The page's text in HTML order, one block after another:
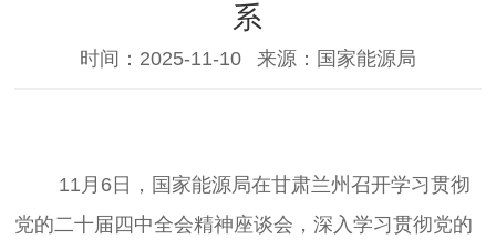
系
时间：2025-11-10 来源：国家能源局
党的二十届四中全会精神座谈会，深入学习贯彻党的